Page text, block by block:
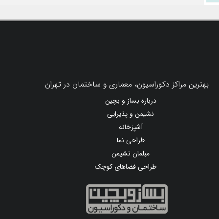
بهترین مراکز دکوراسیون، معماری و ساختمان در تهران
درباره بساز و بچین
نشیمن و پذیرایی
آشپزخانه
طراحی نما
مبلمان نشیمن
طراحی فضاهای کوچک